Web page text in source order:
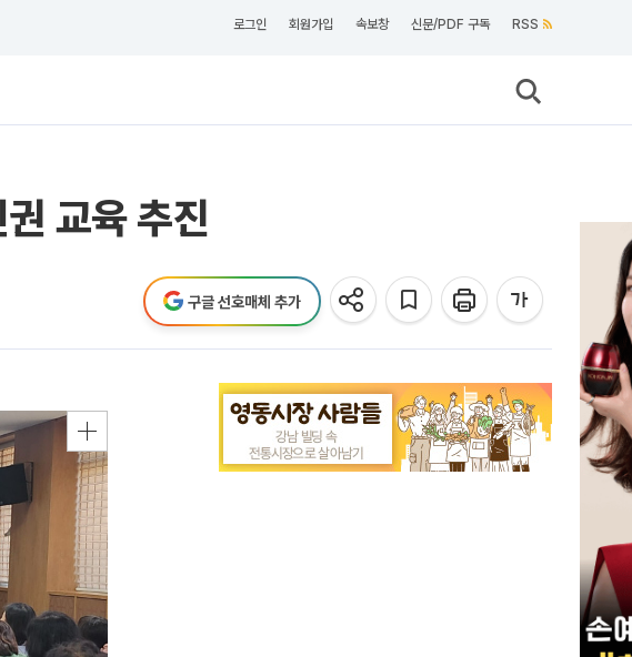
로그인 회원가입 속보창 신문/PDF 구독 RSS
교육 추진
구글 선호매체 추가